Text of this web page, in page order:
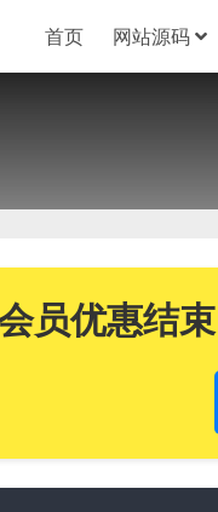
首页 网站源码
员优惠结束